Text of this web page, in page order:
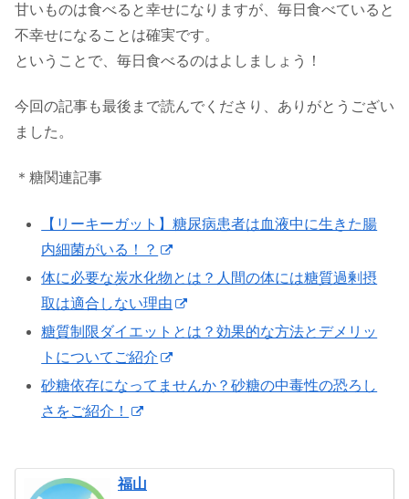
甘いものは食べると幸せになりますが、毎日食べていると
不幸せになることは確実です。
ということで、毎日食べるのはよしましょう！
今回の記事も最後まで読んでくださり、ありがとうござい
ました。
＊糖関連記事
【リーキーガット】糖尿病患者は血液中に生きた腸
内細菌がいる！？
体に必要な炭水化物とは？人間の体には糖質過剰摂
取は適合しない理由
糖質制限ダイエットとは？効果的な方法とデメリッ
トについてご紹介
砂糖依存になってませんか？砂糖の中毒性の恐ろし
さをご紹介！
福山